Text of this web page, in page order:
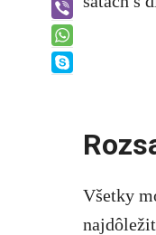
Všetky
Viber